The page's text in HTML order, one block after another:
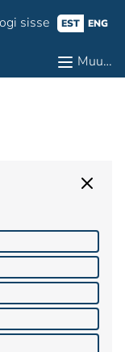
sisse EST ENG
Muu…